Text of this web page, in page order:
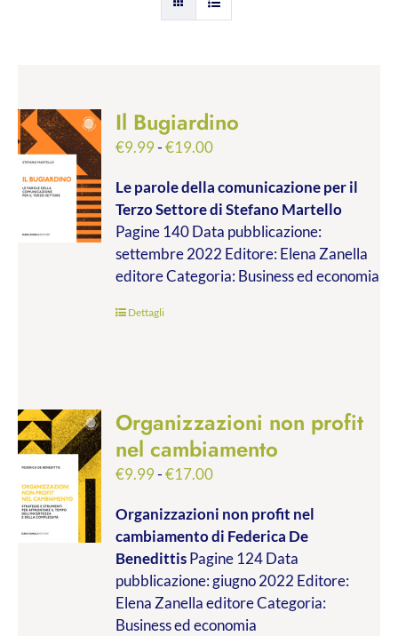
Il Bugiardino
€9.99-€19.00Fascia
prezzo:
da
€9.99
a
€19.00
Le parole della comunicazione per il
Terzo Settoredi Stefano Martello
Pagine 140 Data pubblicazione:
settembre 2022 Editore: Elena Zanella
editore Categoria: Business ed economia
Dettagli
Organizzazioni non profit
nel cambiamento
€9.99-€17.00Fascia
prezzo:
da
€9.99
a
€17.00
Organizzazioni non profit nel
cambiamentodi Federica De
BenedittisPagine 124 Data
pubblicazione: giugno 2022 Editore:
Elena Zanella editore Categoria:
Business ed economia